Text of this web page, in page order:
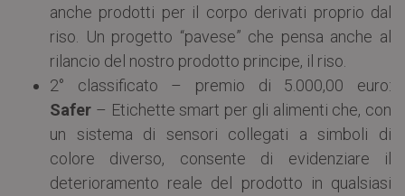
anche prodotti per il corpo derivati proprio dal
riso. Un progetto “pavese” che pensa anche al
rilancio del nostro prodotto principe, il riso.
2° classificato – premio di 5.000,00 euro:
Safer – Etichette smart per gli alimenti che, con
un sistema di sensori collegati a simboli di
colore diverso, consente di evidenziare il
deterioramento reale del prodotto in qualsiasi